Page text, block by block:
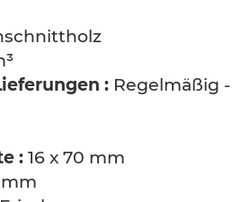
: Regelmäßig -
: 16 x 70 mm
mm